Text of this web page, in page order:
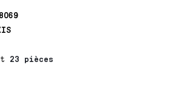
23 pièces